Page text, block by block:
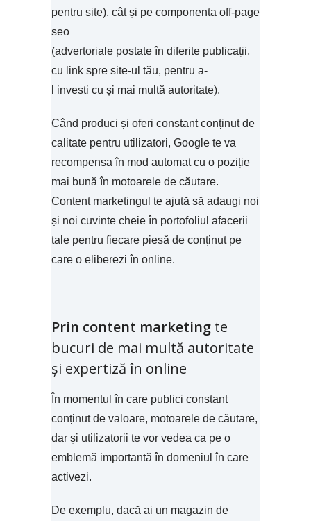
pentru site), cât și pe componenta off-page
seo
(advertoriale postate în diferite publicații,
cu link spre site-ul tău, pentru a-
l investi cu și mai multă autoritate).
Când produci și oferi constant conținut de
calitate pentru utilizatori, Google te va
recompensa în mod automat cu o poziție
mai bună în motoarele de căutare.
Content marketingul te ajută să adaugi noi
și noi cuvinte cheie în portofoliul afacerii
tale pentru fiecare piesă de conținut pe
care o eliberezi în online.
Prin content marketing te
bucuri de mai multă autoritate
și expertiză în online
În momentul în care publici constant
conținut de valoare, motoarele de căutare,
dar și utilizatorii te vor vedea ca pe o
emblemă importantă în domeniul în care
activezi.
De exemplu, dacă ai un magazin de